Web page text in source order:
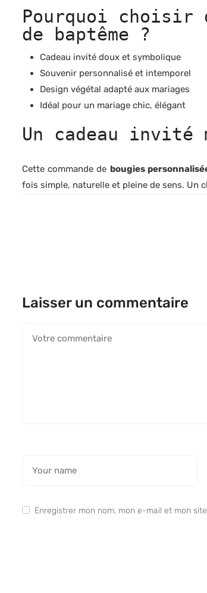
Pourquoi choisir
de baptême ?
Cadeau invité doux et symbolique
Souvenir personnalisé et intemporel
Design végétal adapté aux mariages
Idéal pour un mariage chic, élégant
Un cadeau
Cette commande de bougies
fois simple, naturelle et pleine de sens. Un
Laisser un commentaire
Enregistrer mon nom, mon e-mail et mon